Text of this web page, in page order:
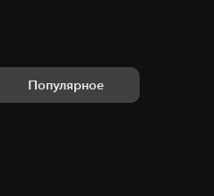
Популярное